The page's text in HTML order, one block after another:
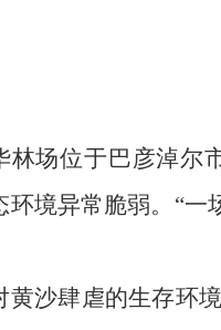
林场位于巴彦淖尔
环境异常脆弱。“一
黄沙肆虐的生存环